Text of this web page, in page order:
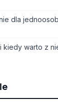
dla
kiedy warto z